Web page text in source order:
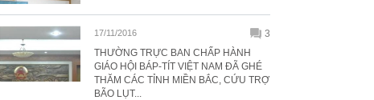
17/11/2016
3
THƯỜNG TRỰC BAN CHẤP HÀNH
GIÁO HỘI BÁP-TÍT VIỆT NAM ĐÃ GHÉ
THĂM CÁC TỈNH MIỀN BẮC, CỨU TRỢ
BÃO LỤT...